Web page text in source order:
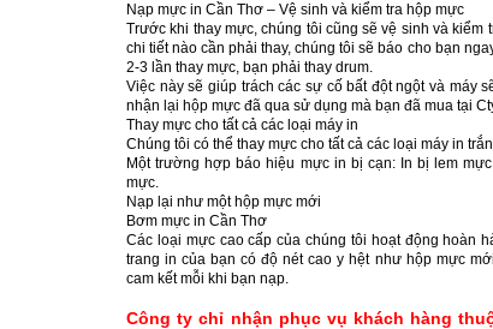
Nạp mực in Cần Thơ – Vệ sinh và kiểm tra hộp mực
Trước khi thay mực, chúng tôi cũng sẽ vệ sinh và kiểm
chi tiết nào cần phải thay, chúng tôi sẽ báo cho bạn
2-3 lần thay mực, bạn phải thay drum.
Việc này sẽ giúp trách các sự cố bất đột ngột và máy
nhận lại hộp mực đã qua sử dụng mà bạn đã mua tại
Thay mực cho tất cả các loại máy in
Chúng tôi có thể thay mực cho tất cả các loại máy in
Một trường hợp báo hiệu mực in bị cạn: In bị lem
mực.
Nạp lại như một hộp mực mới
Bơm mực in Cần Thơ
Các loại mực cao cấp của chúng tôi hoạt động hoàn
trang in của bạn có độ nét cao y hệt như hộp mực
cam kết mỗi khi bạn nạp.
Công ty chỉ nhận phục vụ khách hàng